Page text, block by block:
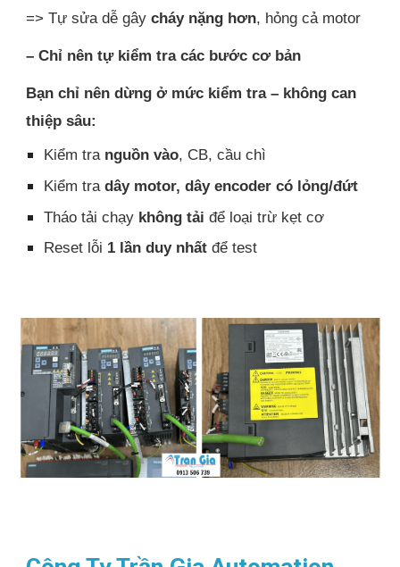
=> Tự sửa dễ gâycháy nặng hơn, hỏng cả motor
– Chỉ nên tự kiểm tra các bước cơ bản
Bạn chỉ nên dừng ở mức kiểm tra – không can
thiệp sâu:
Kiểm tra nguồn vào, CB, cầu chì
Kiểm tradây motor, dây encoder có lỏng/đứt
Tháo tải chạy không tải để loại trừ kẹt cơ
Reset lỗi 1 lần duy nhất để test